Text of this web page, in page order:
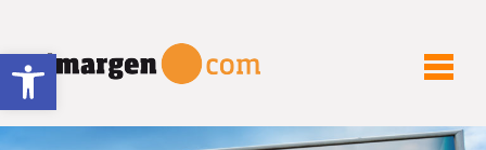
Abrir barra de herramientas